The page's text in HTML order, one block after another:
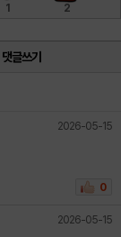
1 2
댓글쓰기
2026-05-15
0
2026-05-15